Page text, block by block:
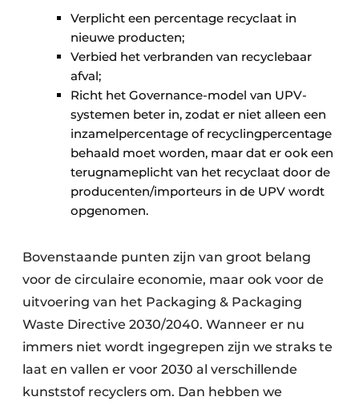
Verplicht een percentage recyclaat in
nieuwe producten;
Verbied het verbranden van recyclebaar
afval;
Richt het Governance-model van UPV-
systemen beter in, zodat er niet alleen een
inzamelpercentage of recyclingpercentage
behaald moet worden, maar dat er ook een
terugnameplicht van het recyclaat door de
producenten/importeurs in de UPV wordt
opgenomen.
Bovenstaande punten zijn van groot belang
voor de circulaire economie, maar ook voor de
uitvoering van het Packaging & Packaging
Waste Directive 2030/2040. Wanneer er nu
immers niet wordt ingegrepen zijn we straks te
laat en vallen er voor 2030 al verschillende
kunststof recyclers om. Dan hebben we